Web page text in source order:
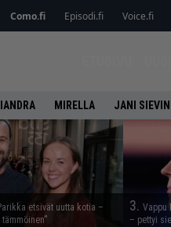
Como.fi Episodi.fi Voice.fi
MIRELLA JANI
etsivät uutta kotia –
3. Vappu
– pettyi